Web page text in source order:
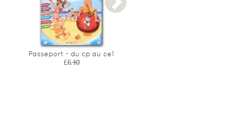
Passeport - du cp au ce1
£6.40